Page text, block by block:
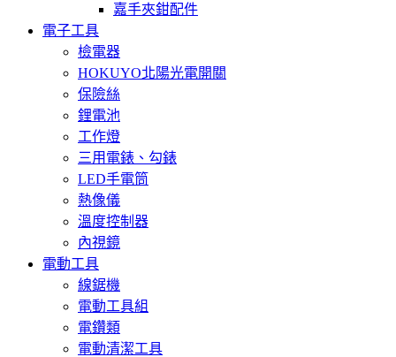
嘉手夾鉗配件
電子工具
檢電器
HOKUYO北陽光電開關
保險絲
鋰電池
工作燈
三用電錶、勾錶
LED手電筒
熱像儀
溫度控制器
內視鏡
電動工具
線鋸機
電動工具組
電鑽類
電動清潔工具